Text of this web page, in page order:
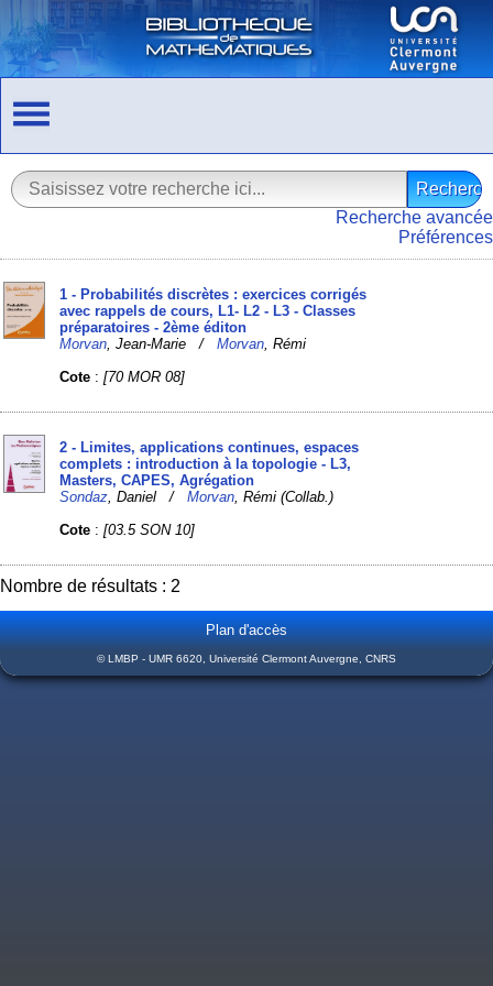
Recherche avancée
Préférences
1 - Probabilités discrètes : exercices corrigés
avec rappels de cours, L1- L2 - L3 - Classes
préparatoires - 2ème éditon
Morvan , Jean-Marie /Morvan , Rémi
Cote :[70 MOR 08]
2 - Limites, applications continues, espaces
complets : introduction à la topologie - L3,
Masters, CAPES, Agrégation
Sondaz , Daniel /Morvan , Rémi (Collab.)
Cote :[03.5 SON 10]
Nombre de résultats : 2
Plan d'accès
© LMBP - UMR 6620, Université Clermont Auvergne, CNRS